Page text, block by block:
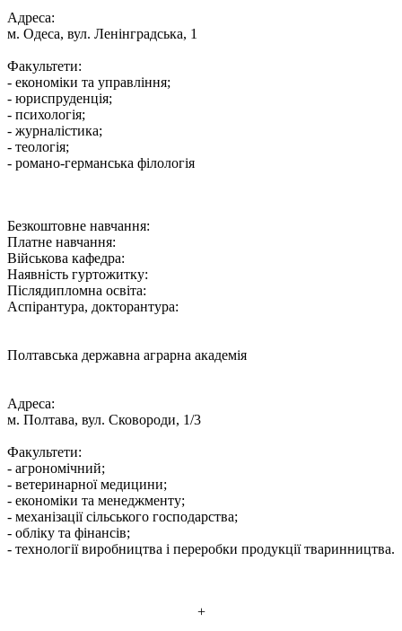
Адреса:
м. Одеса, вул. Ленінградська, 1
Факультети:
- економіки та управління;
- юриспруденція;
- психологія;
- журналістика;
- теологія;
- романо-германська філологія
Безкоштовне навчання:
Платне навчання:
Військова кафедра:
Наявність гуртожитку:
Післядипломна освіта:
Аспірантура, докторантура:
Полтавська державна аграрна академія
Адреса:
м. Полтава, вул. Сковороди, 1/3
Факультети:
- агрономічний;
- ветеринарної медицини;
- економіки та менеджменту;
- механізації сільського господарства;
- обліку та фінансів;
- технології виробництва і переробки продукції тваринництва.
+